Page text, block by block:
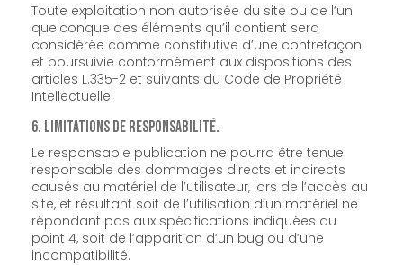
Toute exploitation non autorisée du site ou de l’un
quelconque des éléments qu’il contient sera
considérée comme constitutive d’une contrefaçon
et poursuivie conformément aux dispositions des
articles L.335-2 et suivants du Code de Propriété
Intellectuelle.
6. Limitations de responsabilité.
Le responsable publication ne pourra être tenue
responsable des dommages directs et indirects
causés au matériel de l’utilisateur, lors de l’accès au
site, et résultant soit de l’utilisation d’un matériel ne
répondant pas aux spécifications indiquées au
point 4, soit de l’apparition d’un bug ou d’une
incompatibilité.